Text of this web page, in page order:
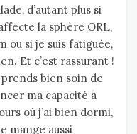
d’autant plus si
la sphère ORL,
ou si je suis fatiguée,
Et c’est rassurant !
bien soin de
ma capacité à
où j’ai bien dormi,
mange aussi